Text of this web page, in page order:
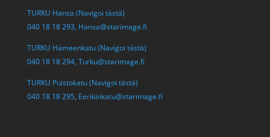
TURKU Hansa (Navigoi tästä)
040 18 18 293, Hansa@starimage.fi
TURKU Hämeenkatu (Navigoi tästä)
040 18 18 294, Turku@starimage.fi
TURKU Puistokatu (Navigoi tästä)
040 18 18 295, Eerikinkatu@starimage.fi